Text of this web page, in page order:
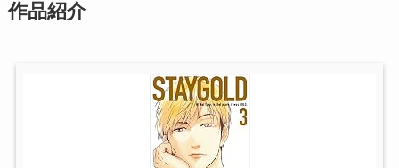
作品紹介